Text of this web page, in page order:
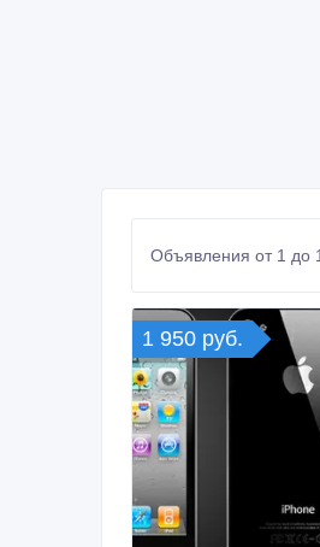
Объявления от 1 до
1 950 руб.